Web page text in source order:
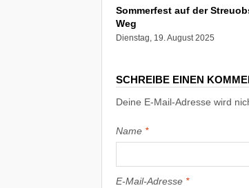
Sommerfest auf der
Weg
Dienstag, 19. August 2025
SCHREIBE EINEN
Deine E-Mail-Adresse wird
Name *
E-Mail-Adresse *